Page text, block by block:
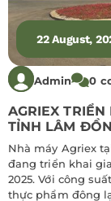
22 August,
Admin 0
AGRIEX
TỈNH LÂM
Nhà máy Agriex
đang triển khai
2025. Với công
thực phẩm đông